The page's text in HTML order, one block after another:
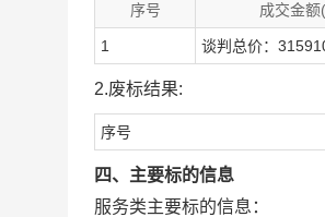
序号 成交金额
1 谈判总价：
2.废标结果:
序号
四、主要标的信息
服务类主要标的信息：